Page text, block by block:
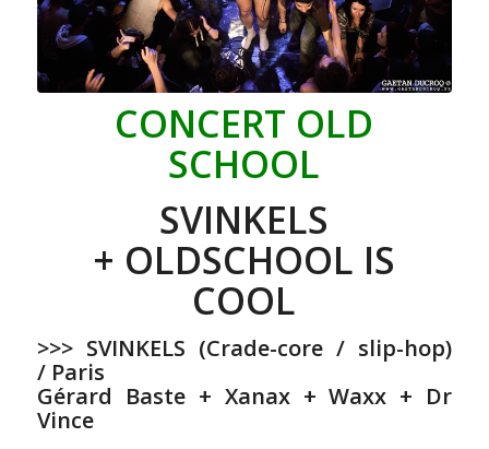
CONCERT OLD
SCHOOL
SVINKELS
+ OLDSCHOOL IS
COOL
>>> SVINKELS (Crade-core / slip-hop)
/ Paris
Gérard Baste+ Xanax + Waxx + Dr
Vince